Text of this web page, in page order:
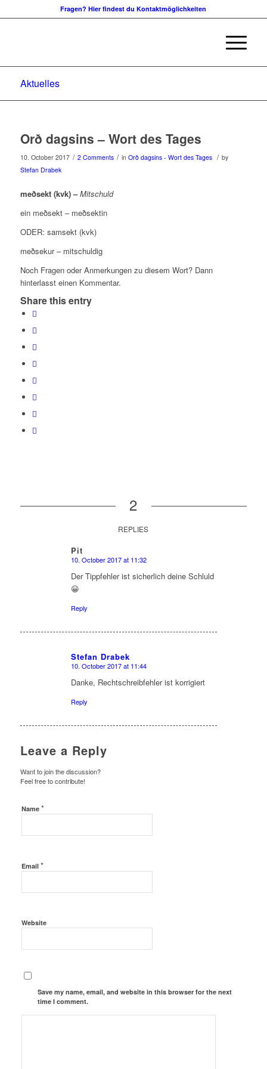
Fragen? Hier findest du Kontaktmöglichkeiten
Aktuelles
Orð dagsins – Wort des Tages
10. October 2017 / 2 Comments / in Orð dagsins - Wort des Tages / by
Stefan Drabek
meðsekt (kvk) –Mitschuld
ein meðsekt – meðsektin
ODER: samsekt (kvk)
meðsekur – mitschuldig
Noch Fragen oder Anmerkungen zu diesem Wort? Dann
hinterlasst einen Kommentar.
Share this entry
2
REPLIES
Pit
says:
10. October 2017 at 11:32
Der Tippfehler ist sicherlich deine Schluld
😀
Reply
Stefan Drabek
says:
10. October 2017 at 11:44
Danke, Rechtschreibfehler ist korrigiert
Reply
Leave a Reply
Want to join the discussion?
Feel free to contribute!
Name *
Email *
Website
Save my name, email, and website in this browser for the next
time I comment.